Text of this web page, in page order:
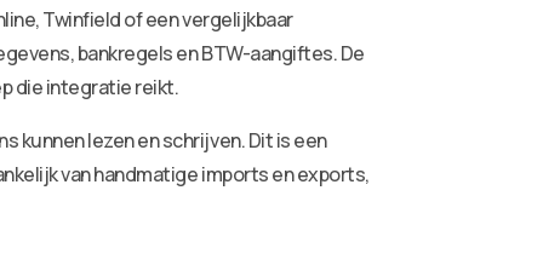
Twinfield of een vergelijkbaar
bankregels en BTW-aangiftes. De
die integratie reikt.
lezen en schrijven. Dit is een
van handmatige imports en exports,